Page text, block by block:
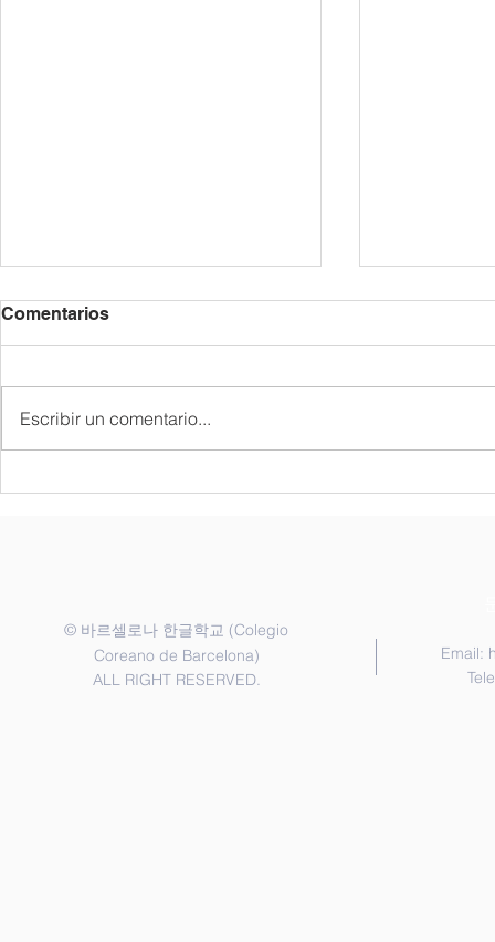
2026/27년 등록 안내 /
Matrícula para el Curso
내해 드립니다. 새 학기 등록 시에
는 담당 교사가 배정한 반으로 신
6월 공지
일 행정교사에게
Comentarios
Escribir un comentario...
© 바르셀로나 한글학교 (Colegio
Coreano de Barcelona)
ALL RIGHT RESERVED.
Email: